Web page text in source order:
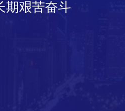
期艰苦奋斗